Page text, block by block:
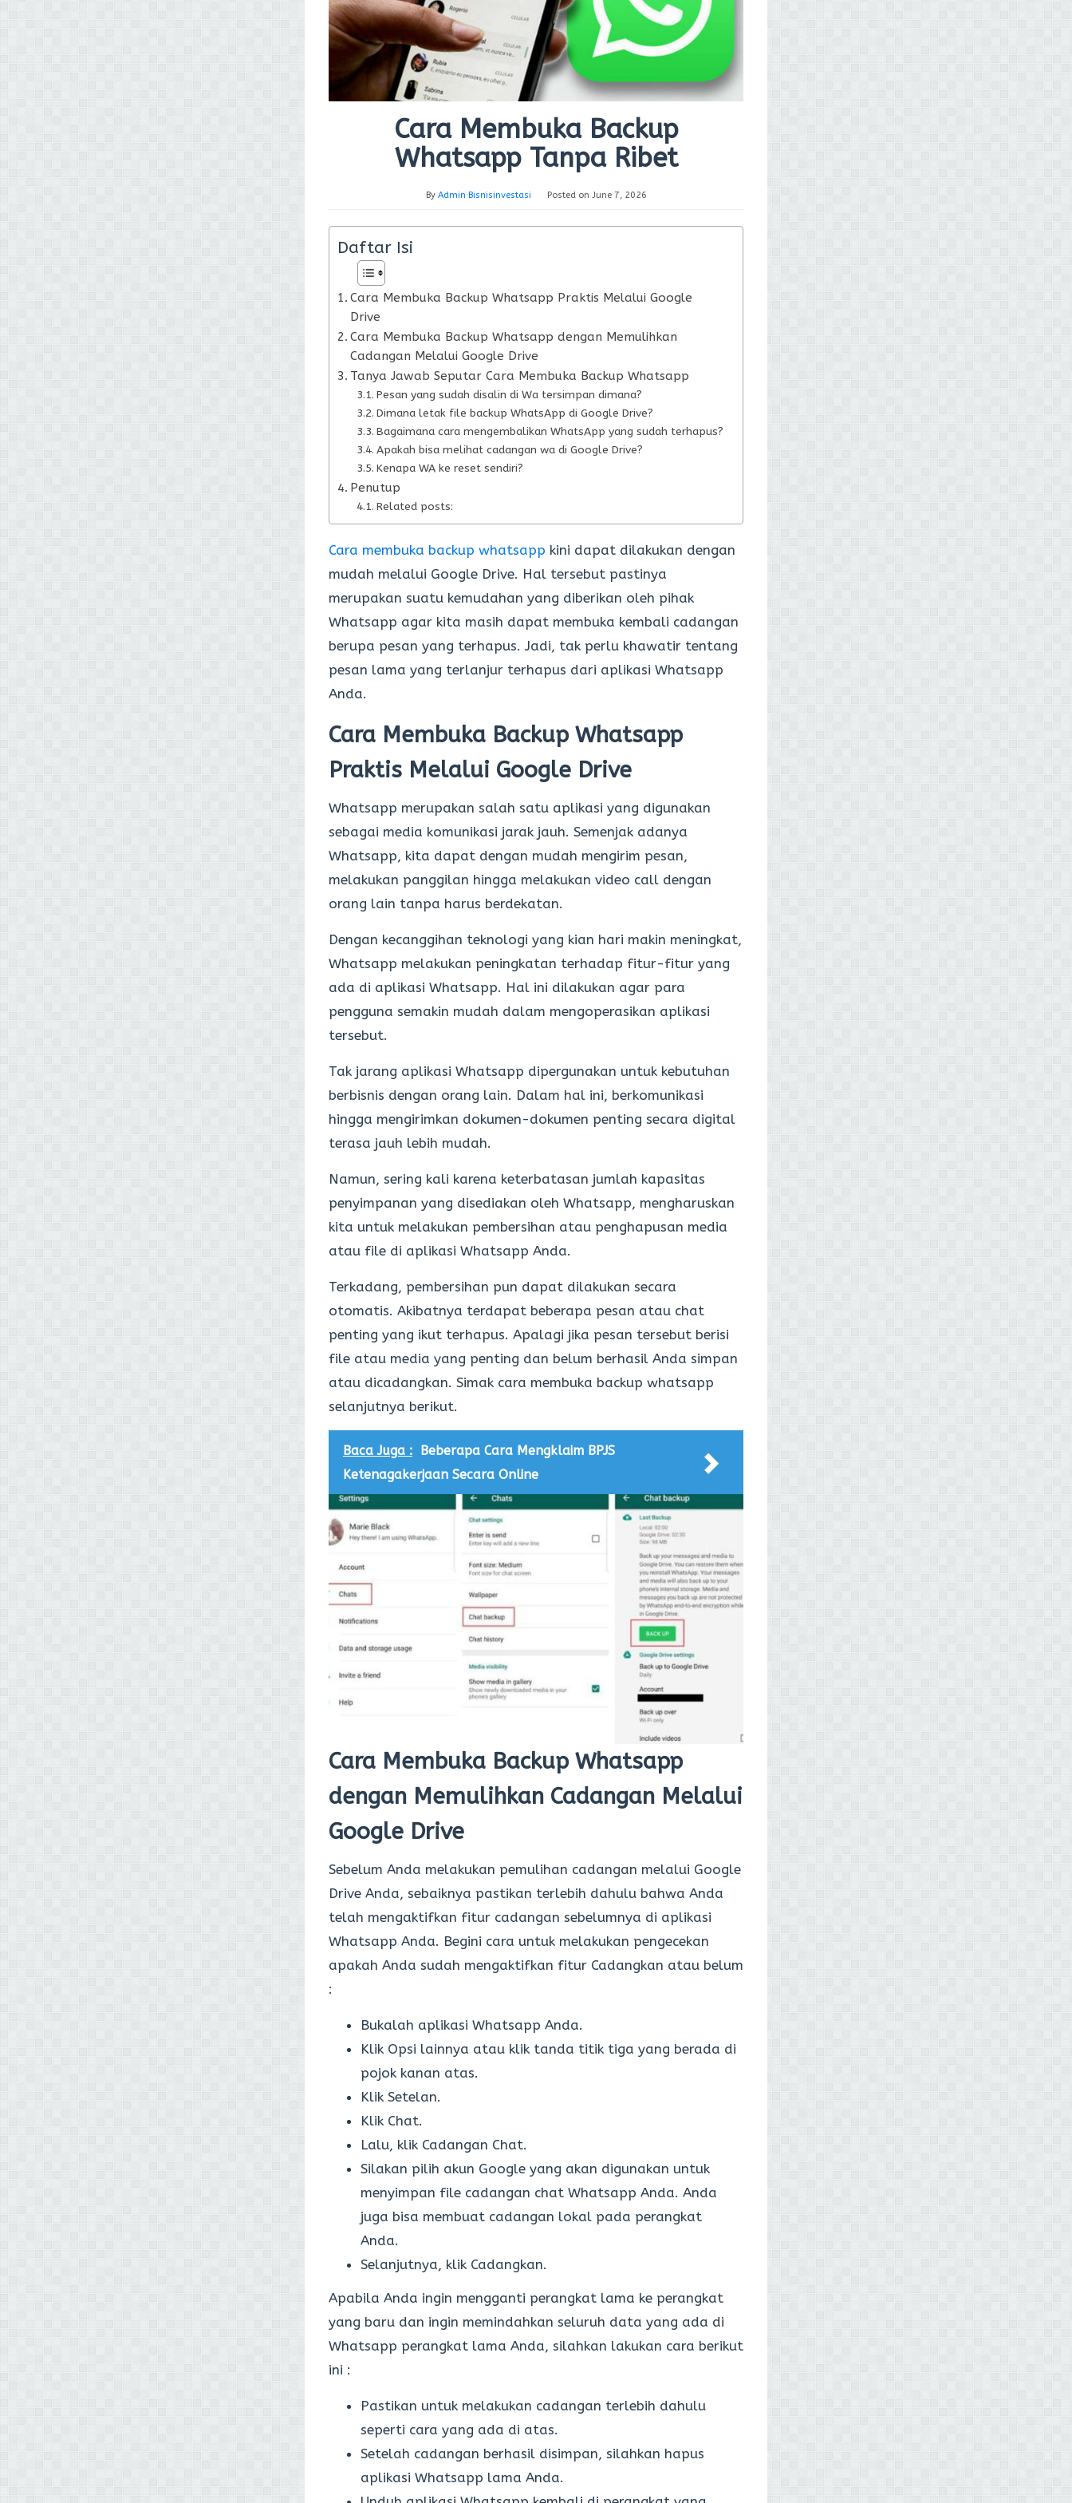
Cara Membuka Backup
Whatsapp Tanpa Ribet
By Admin Bisnisinvestasi Posted on June 7, 2026
Daftar Isi
Cara Membuka Backup Whatsapp Praktis Melalui Google
Drive
Cara Membuka Backup Whatsapp dengan Memulihkan
Cadangan Melalui Google Drive
Tanya Jawab Seputar Cara Membuka Backup Whatsapp
Pesan yang sudah disalin di Wa tersimpan dimana?
Dimana letak file backup WhatsApp di Google Drive?
Bagaimana cara mengembalikan WhatsApp yang sudah terhapus?
Apakah bisa melihat cadangan wa di Google Drive?
Kenapa WA ke reset sendiri?
Penutup
Related posts:
Cara membuka backup whatsapp kini dapat dilakukan dengan
mudah melalui Google Drive. Hal tersebut pastinya
merupakan suatu kemudahan yang diberikan oleh pihak
Whatsapp agar kita masih dapat membuka kembali cadangan
berupa pesan yang terhapus. Jadi, tak perlu khawatir tentang
pesan lama yang terlanjur terhapus dari aplikasi Whatsapp
Anda.
Cara Membuka Backup Whatsapp
Praktis Melalui Google Drive
Whatsapp merupakan salah satu aplikasi yang digunakan
sebagai media komunikasi jarak jauh. Semenjak adanya
Whatsapp, kita dapat dengan mudah mengirim pesan,
melakukan panggilan hingga melakukan video call dengan
orang lain tanpa harus berdekatan.
Dengan kecanggihan teknologi yang kian hari makin meningkat,
Whatsapp melakukan peningkatan terhadap fitur-fitur yang
ada di aplikasi Whatsapp. Hal ini dilakukan agar para
pengguna semakin mudah dalam mengoperasikan aplikasi
tersebut.
Tak jarang aplikasi Whatsapp dipergunakan untuk kebutuhan
berbisnis dengan orang lain. Dalam hal ini, berkomunikasi
hingga mengirimkan dokumen-dokumen penting secara digital
terasa jauh lebih mudah.
Namun, sering kali karena keterbatasan jumlah kapasitas
penyimpanan yang disediakan oleh Whatsapp, mengharuskan
kita untuk melakukan pembersihan atau penghapusan media
atau file di aplikasi Whatsapp Anda.
Terkadang, pembersihan pun dapat dilakukan secara
otomatis. Akibatnya terdapat beberapa pesan atau chat
penting yang ikut terhapus. Apalagi jika pesan tersebut berisi
file atau media yang penting dan belum berhasil Anda simpan
atau dicadangkan. Simak cara membuka backup whatsapp
selanjutnya berikut.
Baca Juga : Beberapa Cara Mengklaim BPJS
Ketenagakerjaan Secara Online
Cara Membuka Backup Whatsapp
dengan Memulihkan Cadangan Melalui
Google Drive
Sebelum Anda melakukan pemulihan cadangan melalui Google
Drive Anda, sebaiknya pastikan terlebih dahulu bahwa Anda
telah mengaktifkan fitur cadangan sebelumnya di aplikasi
Whatsapp Anda. Begini cara untuk melakukan pengecekan
apakah Anda sudah mengaktifkan fitur Cadangkan atau belum
:
Bukalah aplikasi Whatsapp Anda.
Klik Opsi lainnya atau klik tanda titik tiga yang berada di
pojok kanan atas.
Klik Setelan.
Klik Chat.
Lalu, klik Cadangan Chat.
Silakan pilih akun Google yang akan digunakan untuk
menyimpan file cadangan chat Whatsapp Anda. Anda
juga bisa membuat cadangan lokal pada perangkat
Anda.
Selanjutnya, klik Cadangkan.
Apabila Anda ingin mengganti perangkat lama ke perangkat
yang baru dan ingin memindahkan seluruh data yang ada di
Whatsapp perangkat lama Anda, silahkan lakukan cara berikut
ini :
Pastikan untuk melakukan cadangan terlebih dahulu
seperti cara yang ada di atas.
Setelah cadangan berhasil disimpan, silahkan hapus
aplikasi Whatsapp lama Anda.